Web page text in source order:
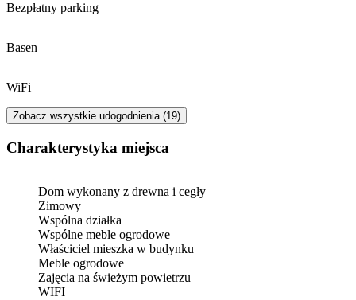
Bezpłatny parking
Basen
WiFi
Zobacz wszystkie udogodnienia (19)
Charakterystyka miejsca
Dom wykonany z drewna i cegły
Zimowy
Wspólna działka
Wspólne meble ogrodowe
Właściciel mieszka w budynku
Meble ogrodowe
Zajęcia na świeżym powietrzu
WIFI